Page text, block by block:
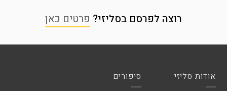
רוצה לפרסם בסליזי? פרטים כאן
אודות סליזי סיפורים